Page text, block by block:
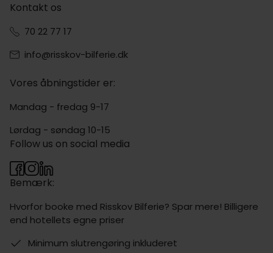
Kontakt os
70 22 77 17
info@risskov-bilferie.dk
Vores åbningstider er:
Mandag - fredag 9-17
Lørdag - søndag 10-15
Bemærk:
Hvorfor booke med Risskov Bilferie? Spar mere! Billigere
end hotellets egne priser
Minimum slutrengøring inkluderet
Follow us on social media